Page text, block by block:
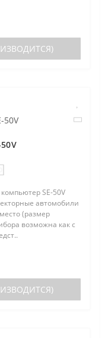
SE-50V
автомобили
(размер
возможна как с